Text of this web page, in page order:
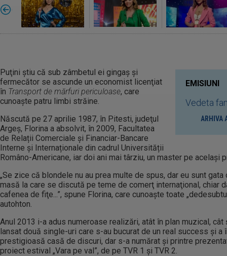
EMISIUNI
Vedeta
ARHIVA
Puţini ştiu că sub zâmbetul ei gingaş şi
fermecător se ascunde un economist licenţiat
în Transport de mărfuri periculoase, care
cunoaşte patru limbi străine.
Născută pe 27 aprilie 1987, în Pitesti, judeţul
Argeş, Florina a absolvit, în 2009, Facultatea
de Relații Comerciale și Financiar-Bancare
Interne și Internaționale din cadrul Universității
Româno-Americane, iar doi ani mai târziu, un master pe același
„Se zice că blondele nu au prea multe de spus, dar eu sunt
masă la care se discută pe teme de comerţ internaţional, chiar
cafenea de fiţe...”, spune Florina, care cunoaşte toate
autohton.
Anul 2013 i-a adus numeroase realizări, atât în plan muzical,
lansat două single-uri care s-au bucurat de un real success și a
prestigioasă casă de discuri, dar s-a numărat şi printre
proiect estival „Vara pe val”, de pe TVR 1 şi TVR 2.